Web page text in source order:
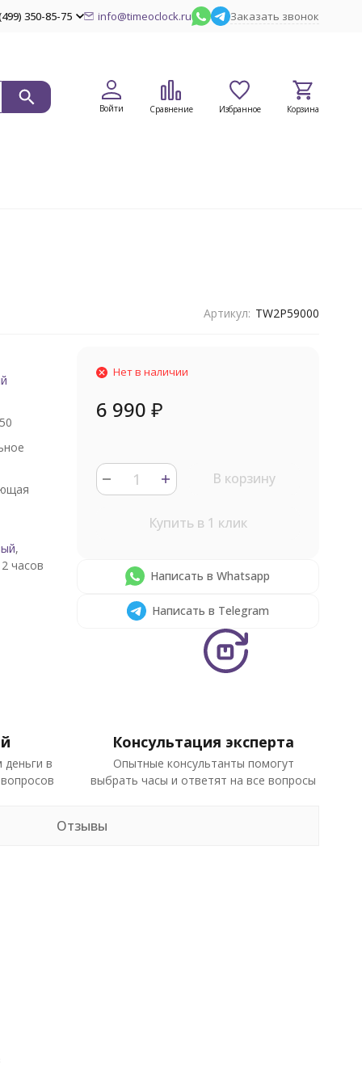
350-85-75 info@timeoclock.ru Заказать звонок
Войти Сравнение Избранное Корзина
Артикул: TW2P59000
,
часов
Нет в наличии
6 990 ₽
В корзину
Купить в 1 клик
Написать в Whatsapp
Написать в Telegram
в
Консультация эксперта
Опытные консультанты помогут
выбрать часы и ответят на все вопросы
Отзывы